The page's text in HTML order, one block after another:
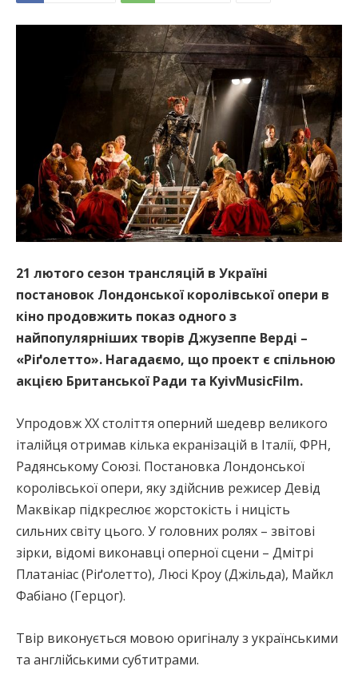
21 лютого сезон трансляцій в Україні
постановок Лондонської королівської опери в
кіно продовжить показ одного з
найпопулярніших творів Джузеппе Верді –
«Ріґолетто». Нагадаємо, що проект є спільною
акцією Британської Ради та KyivMusicFilm.
Упродовж ХХ століття оперний шедевр великого
італійця отримав кілька екранізацій в Італії, ФРН,
Радянському Союзі. Постановка Лондонської
королівської опери, яку здійснив режисер Девід
Маквікар підкреслює жорстокість і ницість
сильних світу цього. У головних ролях – звітові
зірки, відомі виконавці оперної сцени – Дмітрі
Платаніас (Ріґолетто), Люсі Кроу (Джільда), Майкл
Фабіано (Герцог).
Твір виконується мовою оригіналу з українськими
та англійськими субтитрами.